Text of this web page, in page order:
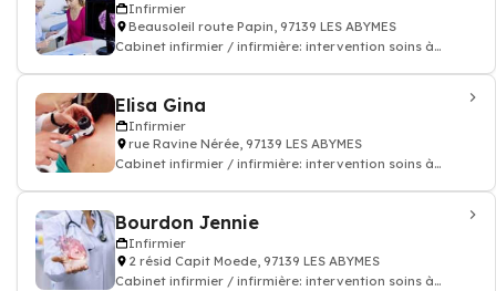
Infirmier
Beausoleil route Papin, 97139 LES ABYMES
Cabinet infirmier / infirmière: intervention soins à
Elisa Gina
Infirmier
rue Ravine Nérée, 97139 LES ABYMES
Cabinet infirmier / infirmière: intervention soins à
Bourdon Jennie
Infirmier
2 résid Capit Moede, 97139 LES ABYMES
Cabinet infirmier / infirmière: intervention soins à